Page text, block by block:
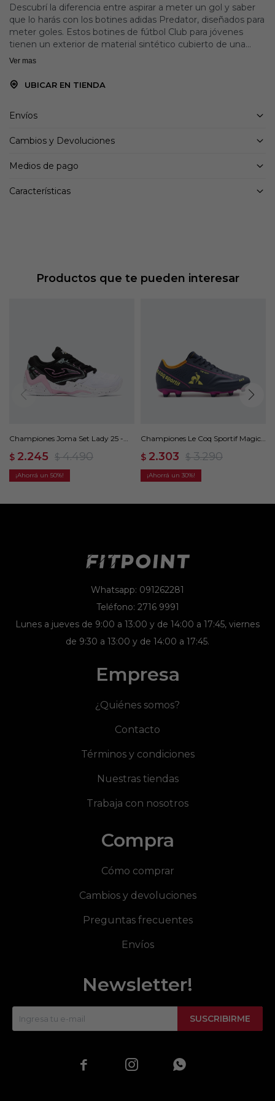
Descubrí la diferencia entre aspirar a meter un gol y saber
que lo harás con los botines adidas Predator, diseñados para
meter goles. Estos botines de fútbol Club para jóvenes
tienen un exterior de material sintético cubierto de una
textura Strikeprint anti-deslizante para un mejor control de
las mejores posiciones de tiro sobre césped natural seco,
Detalles:
Sistema de atado de cordones
Forro interno de tela
Ver mas
UBICAR EN TIENDA
Envíos
Cambios y Devoluciones
Medios de pago
Características
Productos que te pueden interesar
Championes Joma Set Lady 25 -
$ 2.245 $ 4.490
50
Championes Le Coq Sportif Magic
$ 2.303 $ 3.290
30
Whatsapp: 091262281
Teléfono: 2716 9991
Lunes a jueves de 9:00 a 13:00 y de 14:00 a 17:45, viernes
de 9:30 a 13:00 y de 14:00 a 17:45.
Empresa
¿Quiénes somos?
Contacto
Términos y condiciones
Nuestras tiendas
Trabaja con nosotros
Compra
Cómo comprar
Cambios y devoluciones
Preguntas frecuentes
Envíos
Newsletter!
SUSCRIBIRME
  